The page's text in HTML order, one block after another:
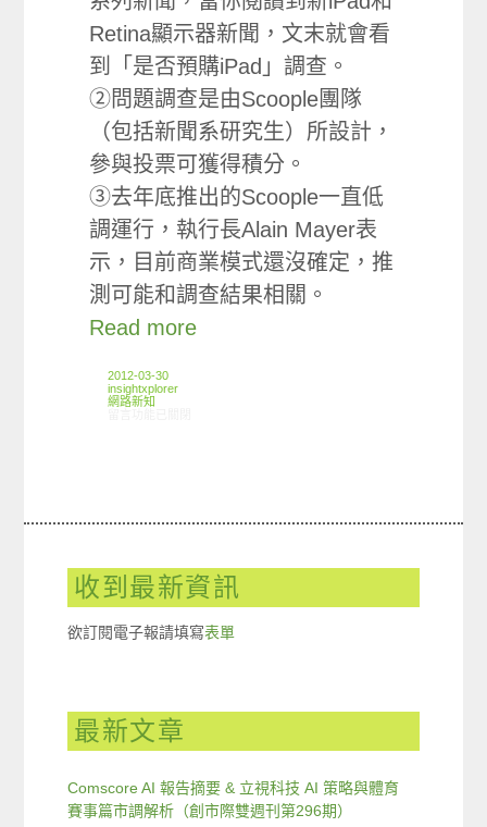
Retina顯示器新聞，文末就會看
到「是否預購iPad」調查。
②問題調查是由Scoople團隊
（包括新聞系研究生）所設計，
參與投票可獲得積分。
③去年底推出的Scoople一直低
調運行，執行長Alain Mayer表
示，目前商業模式還沒確定，推
測可能和調查結果相關。
Read more
2012-03-30
insightxplorer
網路新知
收到最新資訊
欲訂閱電子報請填寫表單
最新文章
Comscore AI 報告摘要 & 立視科技 AI 策略與體育
賽事篇市調解析（創市際雙週刊第296期）